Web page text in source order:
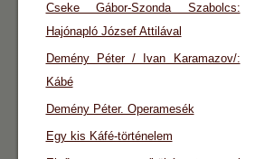
Cseke Gábor-Szonda Szabolcs:
Hajónapló József Attilával
Demény Péter / Ivan Karamazov/:
Kábé
Demény Péter. Operamesék
Egy kis Káfé-történelem